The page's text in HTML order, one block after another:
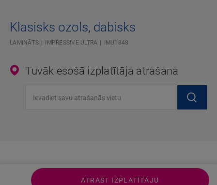
Klasisks ozols, dabisks
LAMINĀTS IMPRESSIVE ULTRA IMU1848
Tuvāk esošā izplatītāja atrašana
ATRAST IZPLATĪTĀJU